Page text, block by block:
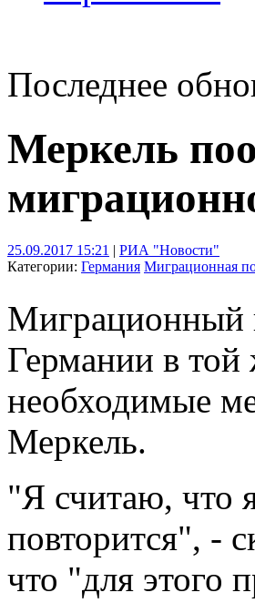
Последнее
Меркель
25.09.2017 15:21 | РИА "Новости"
Категории: Германия Миграционная
Миграционный
Германии в той
необходимые
Меркель.
"Я считаю, что
повторится", -
что "для этого